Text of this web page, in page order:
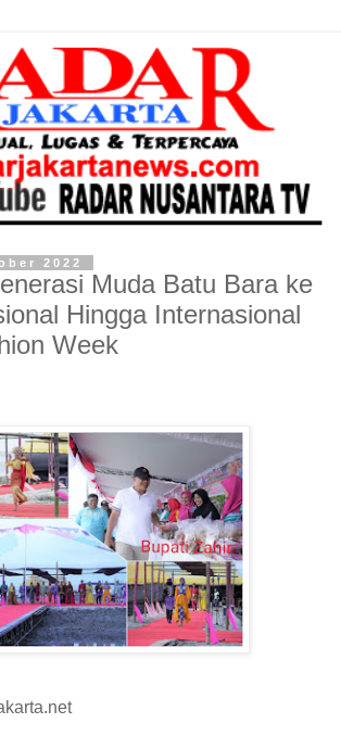
2022
Muda Batu Bara ke
Hingga Internasional
Week